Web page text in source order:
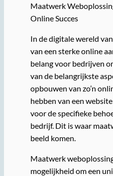
Maatwerk
Online Succes
In de digitale wereld
van een sterke online
belang voor bedrijven
van de belangrijkste
opbouwen van zo’n
hebben van een
voor de specifieke
bedrijf. Dit is waar
beeld komen.
Maatwerk
mogelijkheid om een